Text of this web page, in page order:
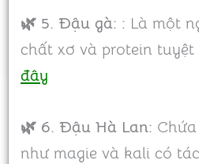
🌿 5. Đậu gà: : Là một
chất xơ và protein tuyệt
đây
🌿 6. Đậu Hà Lan:
như magie và kali có